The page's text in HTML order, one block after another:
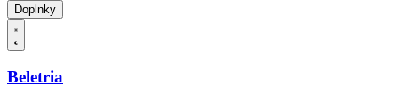
Doplnky
Beletria